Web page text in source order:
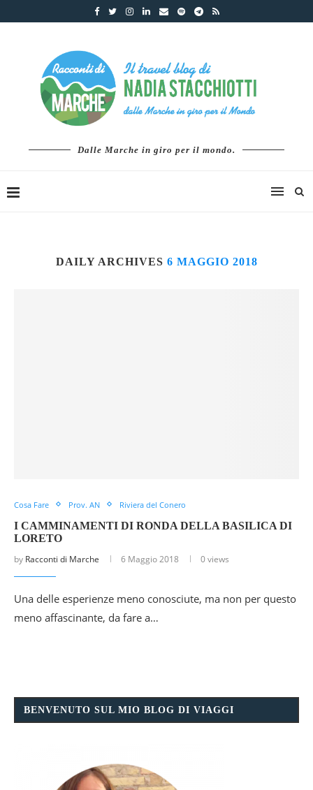
Dalle Marche in giro per il mondo.
DAILY ARCHIVES 6 MAGGIO 2018
Cosa Fare Prov. AN Riviera del Conero
I CAMMINAMENTI DI RONDA DELLA BASILICA DI
LORETO
by Racconti di Marche 6 Maggio 2018 0 views
Una delle esperienze meno conosciute, ma non per questo
meno affascinante, da fare a…
BENVENUTO SUL MIO BLOG DI VIAGGI